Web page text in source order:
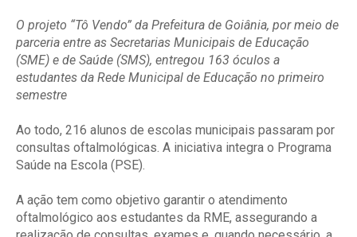
O projeto “Tô Vendo” da Prefeitura de Goiânia, por meio de
parceria entre as Secretarias Municipais de Educação
(SME) e de Saúde (SMS), entregou 163 óculos a
estudantes da Rede Municipal de Educação no primeiro
semestre
Ao todo, 216 alunos de escolas municipais passaram por
consultas oftalmológicas. A iniciativa integra o Programa
Saúde na Escola (PSE).
A ação tem como objetivo garantir o atendimento
oftalmológico aos estudantes da RME, assegurando a